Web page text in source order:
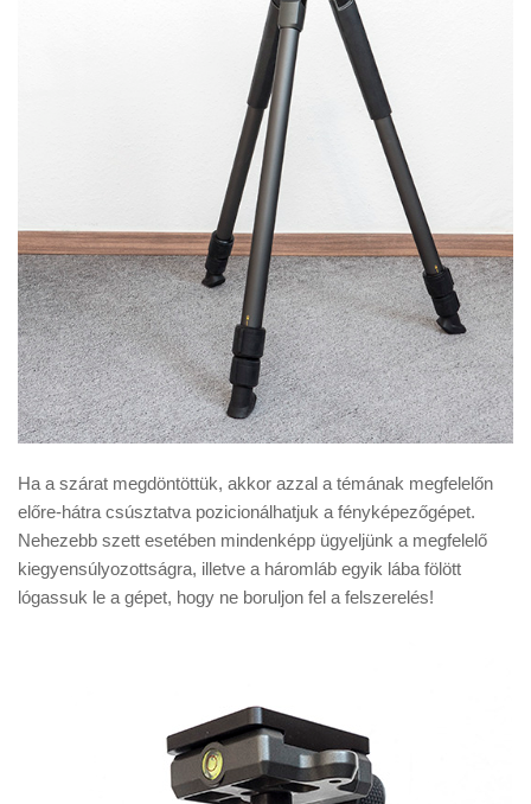
Ha a szárat megdöntöttük, akkor azzal a témának megfelelőn
előre-hátra csúsztatva pozicionálhatjuk a fényképezőgépet.
Nehezebb szett esetében mindenképp ügyeljünk a megfelelő
kiegyensúlyozottságra, illetve a háromláb egyik lába fölött
lógassuk le a gépet, hogy ne boruljon fel a felszerelés!